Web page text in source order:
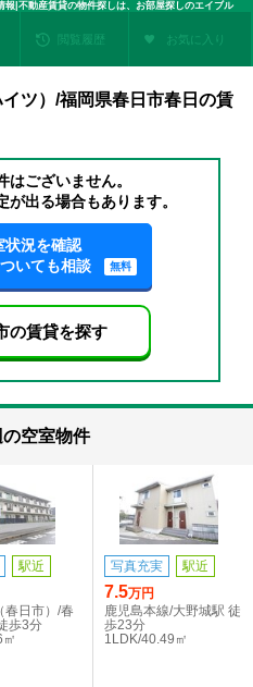
|不動産賃貸の物件探しは、お部屋探しのエイブル
閲覧履歴 お気に入り
ツ）/福岡県春日市春日の賃
はございません。
出る場合もあります。
状況を確認
いても相談
無料
の賃貸を探す
空室物件
駅近
春日市）/春
歩3分
写真充実 駅近
7.5万円
鹿児島本線/大野城駅 徒
歩23分
1LDK/40.49㎡